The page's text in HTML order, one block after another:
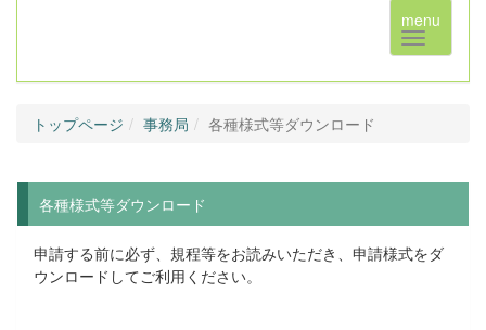
menu
トップページ 事務局 各種様式等ダウンロード
各種様式等ダウンロード
申請する前に必ず、規程等をお読みいただき、申請様式をダ
ウンロードしてご利用ください。